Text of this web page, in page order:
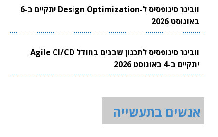
וובינר סינופסיס ל-Design Optimization יתקיים ב-6
באוגוסט 2026
וובינר סינופסיס לתכנון שבבים במודל Agile CI/CD
יתקיים ב-4 באוגוסט 2026
אנשים בתעשייה